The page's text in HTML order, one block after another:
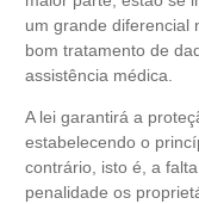
um grande diferencial
bom tratamento de
assistência médica.
A lei garantirá a
estabelecendo o
contrário, isto é, a
penalidade os